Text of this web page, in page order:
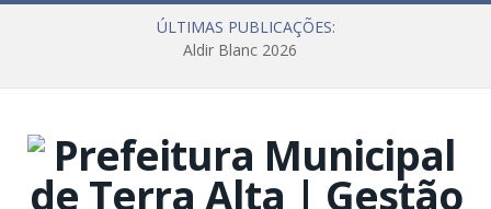
ÚLTIMAS PUBLICAÇÕES:
Aldir Blanc 2026